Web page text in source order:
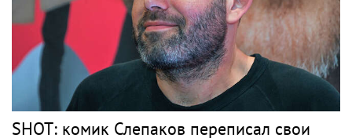
SHOT: комик Слепаков переписал свои